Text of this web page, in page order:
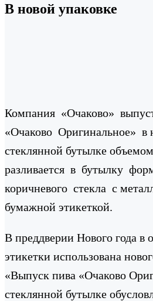
В новой упаковке
Компания «Очаково»
«Очаково Оригинальное» в
стеклянной бутылке
разливается в бутылку
коричневого стекла с
бумажной этикеткой.
В преддверии Нового года в
этикетки использована
«Выпуск пива «Очаково
стеклянной бутылке